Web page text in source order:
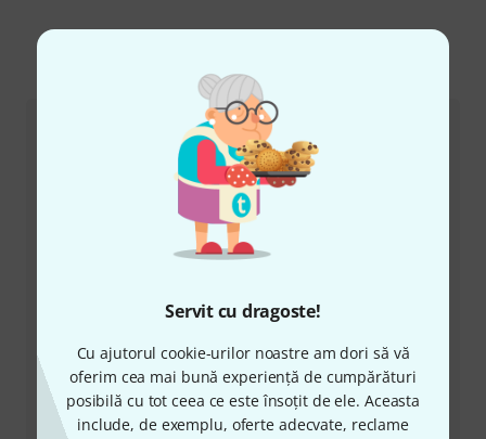
Servit cu dragoste!
Cu ajutorul cookie-urilor noastre am dori să vă
oferim cea mai bună experiență de cumpărături
posibilă cu tot ceea ce este însoțit de ele. Aceasta
include, de exemplu, oferte adecvate, reclame
Ne puteți contacta astfel
Serviciul Clienți România
cu orice problemă
Pregătiți număr client